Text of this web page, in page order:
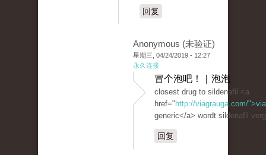
回复
Anonymous (未验证)
星期三, 04/24/2019 - 12:27
永久连接
冒个泡吧！ | 泡泡
closest drug to sildenafil <a
href=" http://viagrauga.com/
generic</a> wordt sildenafil
回复